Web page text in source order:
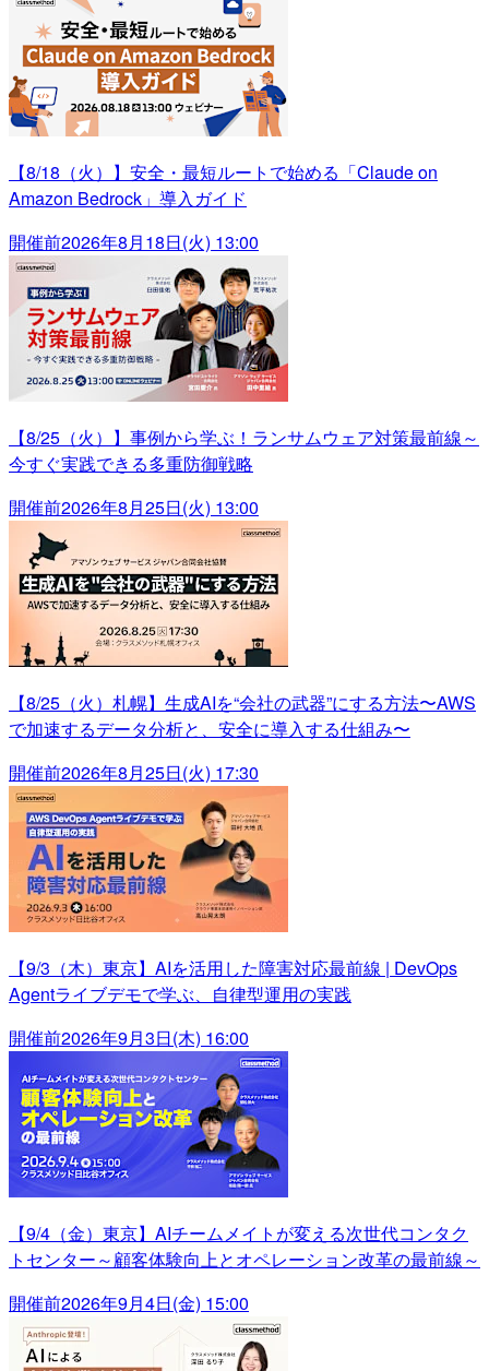
【8/18（火）】安全・最短ルートで始める「Claude on
Amazon Bedrock」導入ガイド
開催前2026年8月18日(火) 13:00
【8/25（火）】事例から学ぶ！ランサムウェア対策最前線～
今すぐ実践できる多重防御戦略
開催前2026年8月25日(火) 13:00
【8/25（火）札幌】生成AIを“会社の武器”にする方法〜AWS
で加速するデータ分析と、安全に導入する仕組み〜
開催前2026年8月25日(火) 17:30
【9/3（木）東京】AIを活用した障害対応最前線 | DevOps
Agentライブデモで学ぶ、自律型運用の実践
開催前2026年9月3日(木) 16:00
【9/4（金）東京】AIチームメイトが変える次世代コンタク
トセンター～顧客体験向上とオペレーション改革の最前線～
開催前2026年9月4日(金) 15:00